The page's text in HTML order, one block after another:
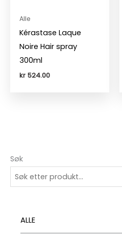
Søk
ALLE
Alle
Kérastase Laque
Noire Hair spray
300ml
kr524.00